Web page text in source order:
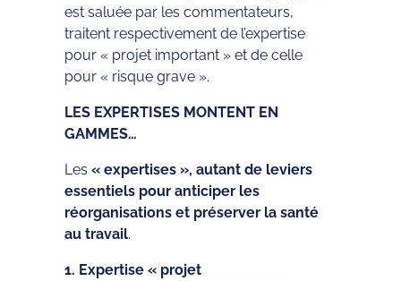
est saluée par les commentateurs,
traitent respectivement de l’expertise
pour « projet important » et de celle
pour « risque grave ».
LES EXPERTISES MONTENT EN
GAMMES…
Les « expertises », autant de leviers
essentiels pour anticiper les
réorganisations et préserver la santé
au travail.
1. Expertise « projet